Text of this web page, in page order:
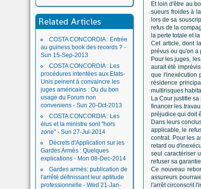
Related Articles
COSTA CONCORDIA : Entrée
au guiness book des records ? -
Sun 15-Sep-2013
COSTA CONCORDIA : Les
procédures intentées aux Etats-
Unis peinent à convaincre les
juges américains : Ou du bon
usage du Forum non
conveniens - Sun 20-Oct-2013
COSTA CONCORDIA : Les
élus et la ministre sont "hors
zone" - Sun 27-Jul-2014
Décrets d'Application sur les
Gardes Armés : Quelques
explications - Mon 08-Dec-2014
Gardes armés: publication de
l'arrêté définissant leur aptitude
professionnelle - Wed 21-Jan-
Et loin d'être au
sueurs froides à
lors de sa
refus de la
la perte totale et
Cet article, dont
prévus ou qu'on a
Pour les juges,
aurait été
que l'inexécution
résidence
multirisques
La Cour justifie
financer les
préjudice qui doit
Dans leurs
applicable, le
contrat. Pour les
retard ou
seul caractériser
refuser sa
Ce nouveau
assureurs
l'arrêt circonscrit